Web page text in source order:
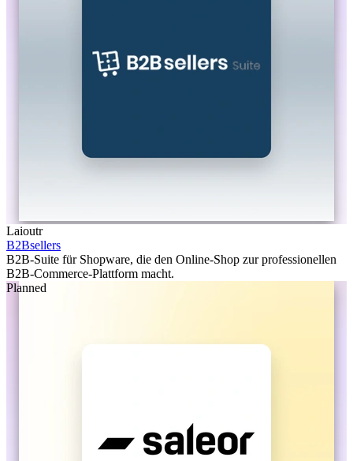
Laioutr
B2Bsellers
B2B-Suite für Shopware, die den Online-Shop zur professionellen
B2B-Commerce-Plattform macht.
Planned